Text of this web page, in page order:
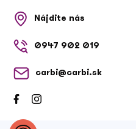
Nájdite nás
0947 902 019
carbi@carbi.sk